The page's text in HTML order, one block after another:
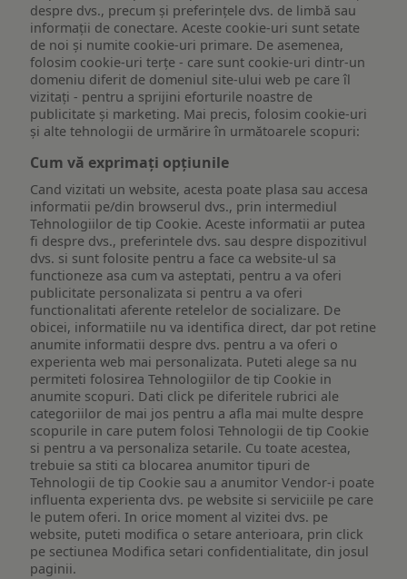
despre dvs., precum și preferințele dvs. de limbă sau
informații de conectare. Aceste cookie-uri sunt setate
de noi și numite cookie-uri primare. De asemenea,
folosim cookie-uri terțe - care sunt cookie-uri dintr-un
domeniu diferit de domeniul site-ului web pe care îl
vizitați - pentru a sprijini eforturile noastre de
publicitate și marketing. Mai precis, folosim cookie-uri
și alte tehnologii de urmărire în următoarele scopuri:
Cum vă exprimați opțiunile
Cand vizitati un website, acesta poate plasa sau accesa
informatii pe/din browserul dvs., prin intermediul
Tehnologiilor de tip Cookie. Aceste informatii ar putea
fi despre dvs., preferintele dvs. sau despre dispozitivul
dvs. si sunt folosite pentru a face ca website-ul sa
functioneze asa cum va asteptati, pentru a va oferi
publicitate personalizata si pentru a va oferi
functionalitati aferente retelelor de socializare. De
obicei, informatiile nu va identifica direct, dar pot retine
anumite informatii despre dvs. pentru a va oferi o
experienta web mai personalizata. Puteti alege sa nu
permiteti folosirea Tehnologiilor de tip Cookie in
anumite scopuri. Dati click pe diferitele rubrici ale
categoriilor de mai jos pentru a afla mai multe despre
scopurile in care putem folosi Tehnologii de tip Cookie
si pentru a va personaliza setarile. Cu toate acestea,
trebuie sa stiti ca blocarea anumitor tipuri de
Tehnologii de tip Cookie sau a anumitor Vendor-i poate
influenta experienta dvs. pe website si serviciile pe care
le putem oferi. In orice moment al vizitei dvs. pe
website, puteti modifica o setare anterioara, prin click
pe sectiunea Modifica setari confidentialitate, din josul
paginii.